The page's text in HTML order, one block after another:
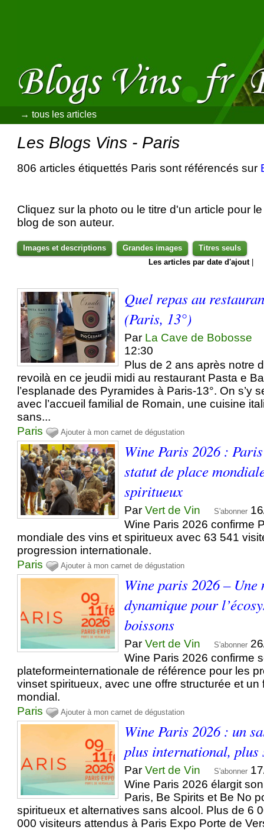
→ tous les articles
Les Blogs Vins - Paris
806 articles étiquettés Paris sont référencés sur
Cliquez sur la photo ou le titre d'un article pour
blog de son auteur.
Images et descriptions Grandes images
Titres seuls
Les articles par date d'ajout|
Quel repas au
(Paris, 13°)
Par La Cave de Bobosse
12:30
Plus de 2 ans après notre
revoilà en ce jeudii midi au restaurant Pasta e
l’esplanade des Pyramides à Paris-13°. On s’y
avec l’accueil familial de Romain, une cuisine
sans...
Paris
Ajouter à mon carnet de dégustation
Wine Paris 2026 :
statut de place
spiritueux
ParVert de Vin S'abonner
Wine Paris 2026 confirme
mondiale des vins et spiritueux avec 63 541
progression internationale.
Paris
Ajouter à mon carnet de dégustation
Wine paris 2026 – Une
dynamique pour
boissons
ParVert de Vin S'abonner
Wine Paris 2026 confirme
plateformeinternationale de référence pour les
vinset spiritueux, avec une offre structurée et un
mondial.
Paris
Ajouter à mon carnet de dégustation
Wine Paris 2026 : un
plus international, plus
ParVert de Vin S'abonner
Wine Paris 2026 élargit
Paris, Be Spirits et Be No
spiritueux et alternatives sans alcool. Plus de 6
000 visiteurs attendus à Paris Expo Porte de